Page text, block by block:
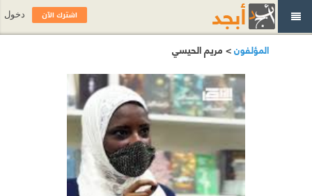
المؤلفون> مريم الحيسي
اشترك الآن دخول